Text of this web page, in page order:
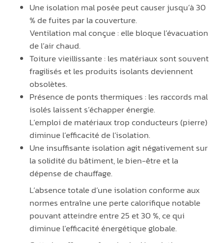
Une isolation mal posée peut causer jusqu’à 30
% de fuites par la couverture.
Ventilation mal conçue : elle bloque l’évacuation
de l’air chaud.
Toiture vieillissante : les matériaux sont souvent
fragilisés et les produits isolants deviennent
obsolètes.
Présence de ponts thermiques : les raccords mal
isolés laissent s’échapper énergie.
L’emploi de matériaux trop conducteurs (pierre)
diminue l’efficacité de l’isolation.
Une insuffisante isolation agit négativement sur
la solidité du bâtiment, le bien-être et la
dépense de chauffage.
L’absence totale d’une isolation conforme aux
normes entraîne une perte calorifique notable
pouvant atteindre entre 25 et 30 %, ce qui
diminue l’efficacité énergétique globale.